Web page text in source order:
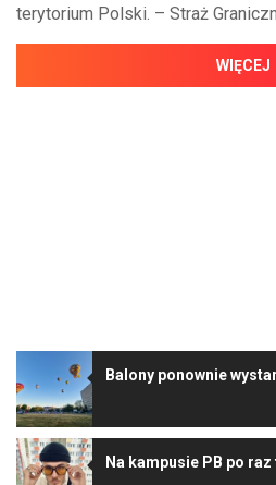
terytorium Polski. – Straż
WIĘCEJ
Balony ponownie
Na kampusie PB po